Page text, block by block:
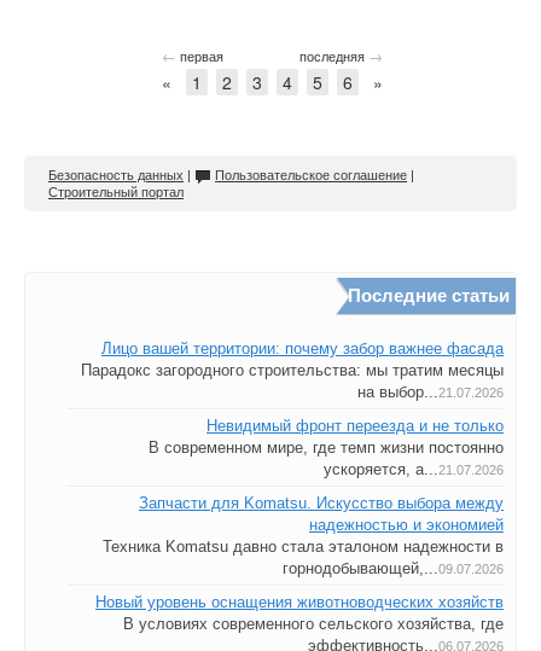
← первая последняя →
« 1 2 3 4 5 6 »
Безопасность данных | Пользовательское соглашение |
Строительный портал
Последние статьи
Лицо вашей территории: почему забор важнее фасада
Парадокс загородного строительства: мы тратим месяцы
на выбор...21.07.2026
Невидимый фронт переезда и не только
В современном мире, где темп жизни постоянно
ускоряется, а...21.07.2026
Запчасти для Komatsu. Искусство выбора между
надежностью и экономией
Техника Komatsu давно стала эталоном надежности в
горнодобывающей,...09.07.2026
Новый уровень оснащения животноводческих хозяйств
В условиях современного сельского хозяйства, где
эффективность...06.07.2026